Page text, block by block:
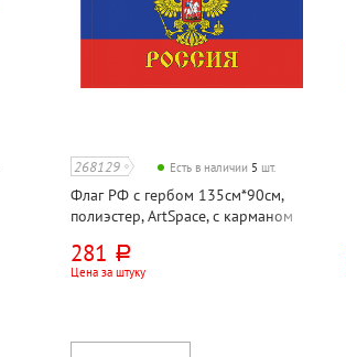
268129 Есть в наличии 5 шт.
Флаг РФ с гербом 135см*90см,
полиэстер, ArtSpace, с карманом
281 руб.
Цена за штуку